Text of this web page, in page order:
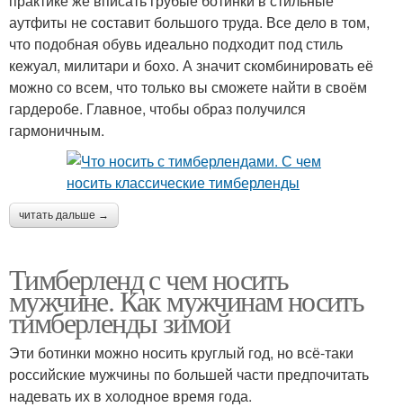
аутфиты не составит большого труда. Все дело в том,
что подобная обувь идеально подходит под стиль
кежуал, милитари и бохо. А значит скомбинировать её
можно со всем, что только вы сможете найти в своём
гардеробе. Главное, чтобы образ получился
гармоничным.
читать дальше →
Тимберленд с чем носить
мужчине. Как мужчинам носить
тимберленды зимой
Эти ботинки можно носить круглый год, но всё-таки
российские мужчины по большей части предпочитать
надевать их в холодное время года.